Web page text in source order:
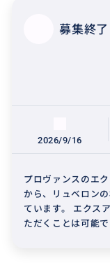
募集終了
2026/9/16
プロヴァンスのエ
から、リュベロン
ています。 エクス
ただくことは可能で